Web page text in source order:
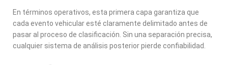
En términos operativos, esta primera capa garantiza que
cada evento vehicular esté claramente delimitado antes de
pasar al proceso de clasificación. Sin una separación precisa,
cualquier sistema de análisis posterior pierde confiabilidad.